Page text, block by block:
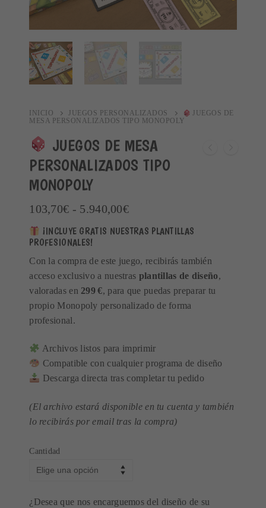
INICIO JUEGOS PERSONALIZADOS
JUEGOS DE
MESA PERSONALIZADOS TIPO MONOPOLY
JUEGOS DE MESA
PERSONALIZADOS TIPO
MONOPOLY
103,70€ - 5.940,00€Rango
precios:
103,70€
hasta
5.940,00€
¡INCLUYE GRATIS NUESTRAS PLANTILLAS
PROFESIONALES!
Con la compra de este juego, recibirás también
acceso exclusivo a nuestras plantillas de diseño,
valoradas en 299 €, para que puedas preparar tu
propio Monopoly personalizado de forma
profesional.
Archivos listos para imprimir
Compatible con cualquier programa de diseño
Descarga directa tras completar tu pedido
(El archivo estará disponible en tu cuenta y también
lo recibirás por email tras la compra)
Cantidad
¿Desea que nos encarguemos del diseño de su